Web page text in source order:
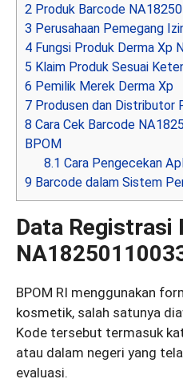
2 Produk Barcode
3 Perusahaan Pemegang
4 Fungsi Produk Derma Xp
5 Klaim Produk Sesuai
6 Pemilik Merek Derma Xp
7 Produsen dan Distributor
8 Cara Cek Barcode
BPOM
8.1 Cara Pengecekan
9 Barcode dalam Sistem
Data Registrasi
BPOM RI menggunakan
kosmetik, salah satunya
Kode tersebut termasuk
atau dalam negeri yang
evaluasi.